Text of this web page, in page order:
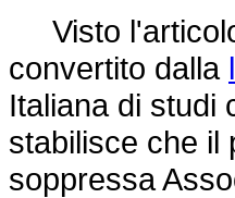
Visto
convertito dalla
Italiana di studi
stabilisce che il
soppressa